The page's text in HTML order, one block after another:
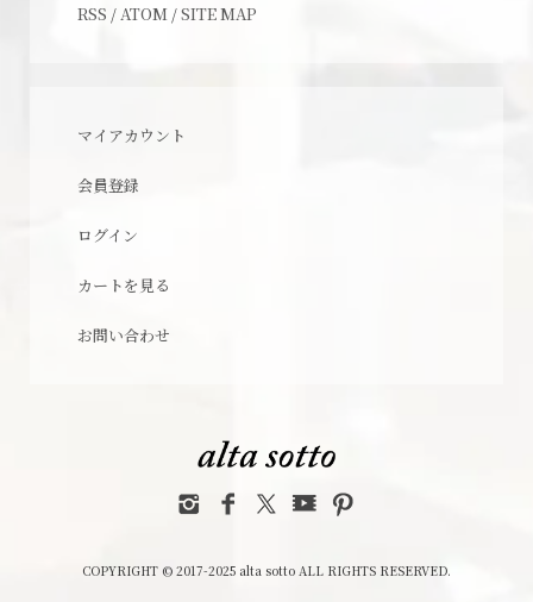
RSS / ATOM /SITE MAP
マイアカウント
会員登録
ログイン
カートを見る
お問い合わせ
COPYRIGHT © 2017-2025 alta sotto ALL RIGHTS RESERVED.